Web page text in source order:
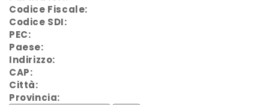
Codice Fiscale:
Codice SDI:
PEC:
Paese:
Indirizzo:
CAP:
Città:
Provincia: